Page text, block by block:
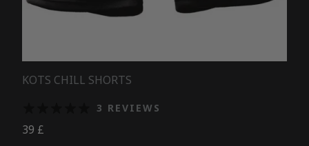
KOTS CHILL SHORTS
3 REVIEWS
39 £